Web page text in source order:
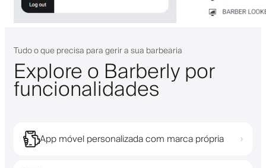
Tudo o que precisa para gerir a sua barbearia
Explore o Barberly por
funcionalidades
App móvel personalizada com marca própria ›